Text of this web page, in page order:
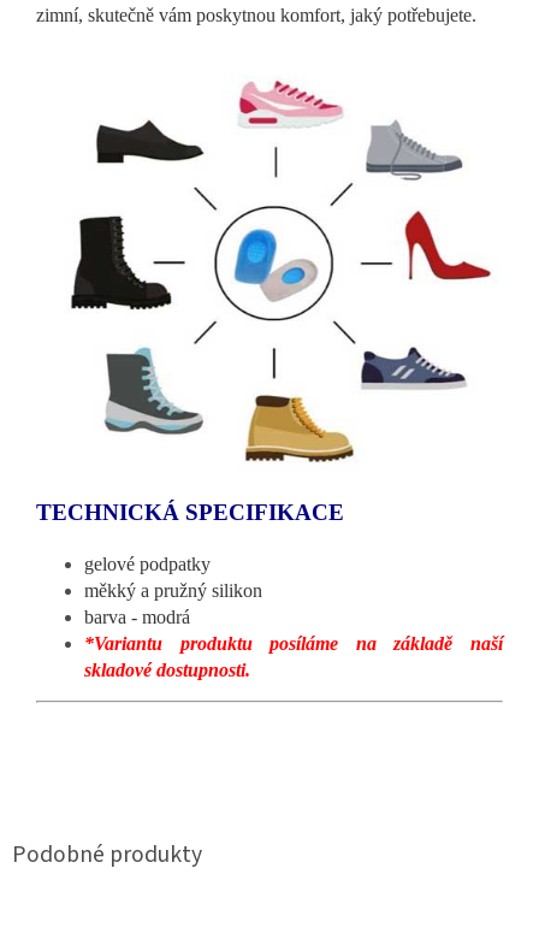
zimní, skutečně vám poskytnou komfort, jaký potřebujete.
TECHNICKÁ SPECIFIKACE
gelové podpatky
měkký a pružný silikon
barva - modrá
*Variantu produktu posíláme na základě naší
skladové dostupnosti.